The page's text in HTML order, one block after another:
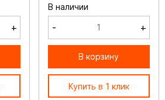
+
В наличии
- +
В корзину
Купить в 1 клик